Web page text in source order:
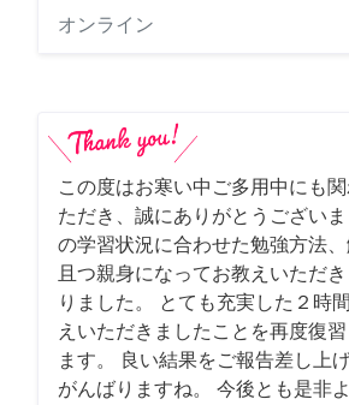
オンライン
この度はお寒い中ご多用中にも
ただき、誠にありがとうござい
の学習状況に合わせた勉強方法
且つ親身になってお教えいただ
りました。 とても充実した２時
えいただきましたことを再度復
ます。 良い結果をご報告差し上
がんばりますね。 今後とも是非